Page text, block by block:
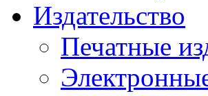
Издательство
Печатные